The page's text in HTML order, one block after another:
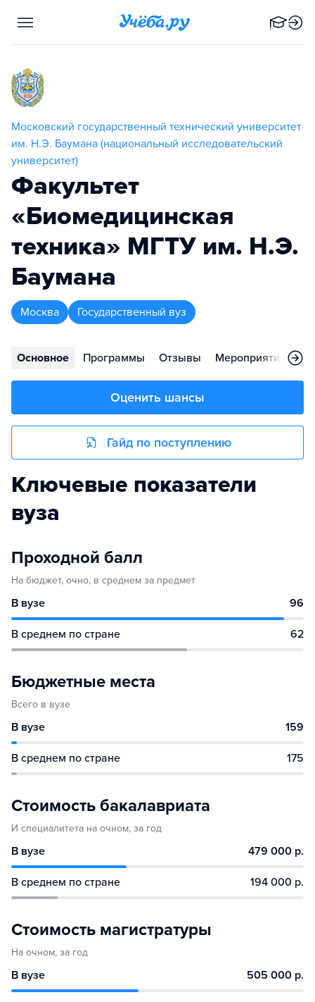
Московский государственный технический университет
им. Н.Э. Баумана (национальный исследовательский
университет)
Факультет
«Биомедицинская
техника» МГТУ им. Н.Э.
Баумана
Москва Государственный вуз
Основное Программы Отзывы Мероприятия
Оценить шансы
Гайд по поступлению
Ключевые показатели
вуза
Проходной балл
На бюджет, очно, в среднем за предмет
В вузе 96
В среднем по стране 62
Бюджетные места
Всего в вузе
В вузе 159
В среднем по стране 175
Стоимость бакалавриата
И специалитета на очном, за год
В вузе 479 000 р.
В среднем по стране 194 000 р.
Стоимость магистратуры
На очном, за год
В вузе 505 000 р.